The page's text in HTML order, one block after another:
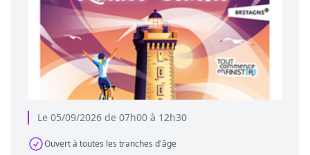
Le 05/09/2026 de 07h00 à 12h30
Ouvert à toutes les tranches d'âge